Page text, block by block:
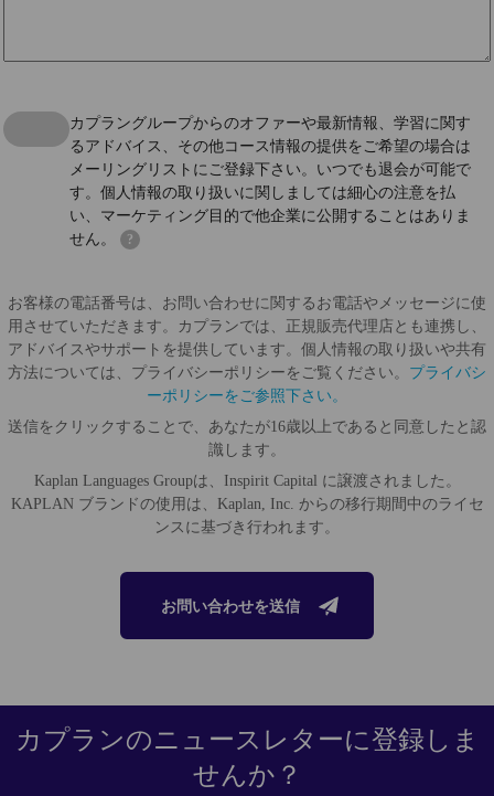
カプラングループからのオファーや最新情報、学習に関す
るアドバイス、その他コース情報の提供をご希望の場合は
メーリングリストにご登録下さい。いつでも退会が可能で
す。個人情報の取り扱いに関しましては細心の注意を払
い、マーケティング目的で他企業に公開することはありま
せん。
?
お客様の電話番号は、お問い合わせに関するお電話やメッセージに使
用させていただきます。カプランでは、正規販売代理店とも連携し、
アドバイスやサポートを提供しています。個人情報の取り扱いや共有
方法については、プライバシーポリシーをご覧ください。 プライバシ
ーポリシーをご参照下さい。
送信をクリックすることで、あなたが16歳以上であると同意したと認
識します。
Kaplan Languages Groupは、Inspirit Capital に譲渡されました。
KAPLAN ブランドの使用は、Kaplan, Inc. からの移行期間中のライセ
ンスに基づき行われます。
お問い合わせを送信
カプランのニュースレターに登録しま
せんか？